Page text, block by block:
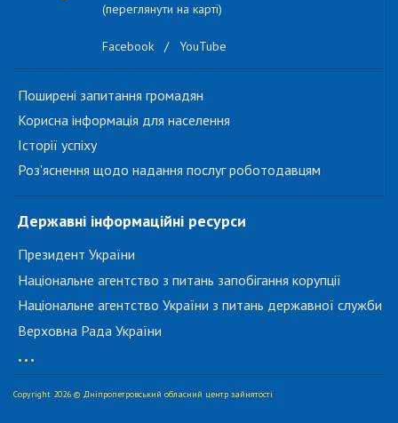
(переглянути на карті)
Facebook / YouTube
Поширені запитання громадян
Корисна інформація для населення
Історії успіху
Роз'яснення щодо надання послуг роботодавцям
Державні інформаційні ресурси
Президент України
Національне агентство з питань запобігання корупції
Національне агентство України з питань державної служби
Верховна Рада України
...
Copyright 2026 © Дніпропетровський обласний центр зайнятості